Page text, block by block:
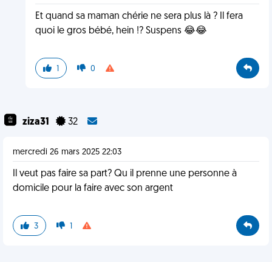
Et quand sa maman chérie ne sera plus là ? Il fera
quoi le gros bébé, hein !? Suspens 😂😂
1 0
ziza31 32
mercredi 26 mars 2025 22:03
Il veut pas faire sa part? Qu il prenne une personne à
domicile pour la faire avec son argent
3 1